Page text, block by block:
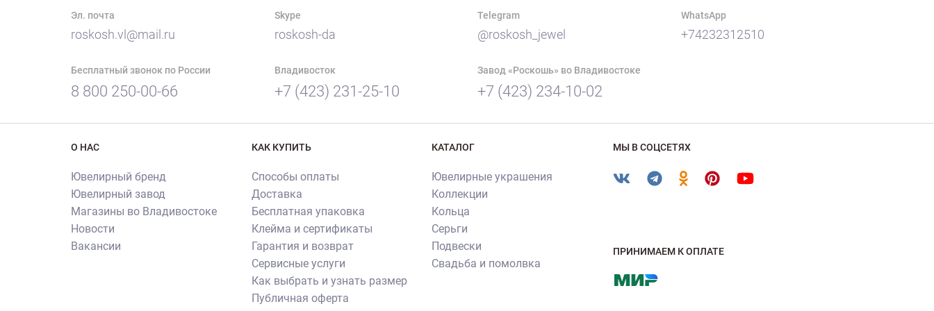
Эл. почта
roskosh.vl@mail.ru
Skype
roskosh-da
Telegram
@roskosh_jewel
WhatsApp
+74232312510
Бесплатный звонок по России
8 800 250-00-66
Владивосток
+7 (423) 231-25-10
Завод «Роскошь» во Владивостоке
+7 (423) 234-10-02
О НАС
Ювелирный бренд
Ювелирный завод
Магазины во Владивостоке
Новости
Вакансии
КАК КУПИТЬ
Способы оплаты
Доставка
Бесплатная упаковка
Клейма и сертификаты
Гарантия и возврат
Сервисные услуги
Как выбрать и узнать размер
Публичная оферта
КАТАЛОГ
Ювелирные украшения
Коллекции
Кольца
Серьги
Подвески
Свадьба и помолвка
МЫ В СОЦСЕТЯХ
ПРИНИМАЕМ К ОПЛАТЕ